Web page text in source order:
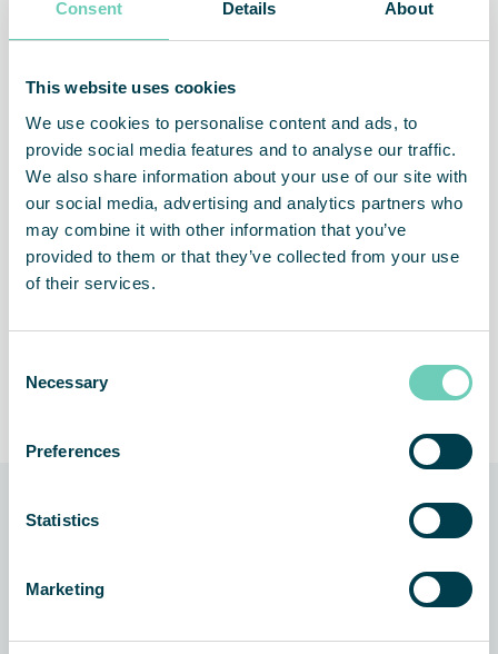
Consent Details About
This website uses cookies
We use cookies to personalise content and ads, to
provide social media features and to analyse our traffic.
We also share information about your use of our site with
our social media, advertising and analytics partners who
may combine it with other information that you’ve
provided to them or that they’ve collected from your use
of their services.
Selection
Necessary
Preferences
Statistics
Marketing
Innovative Mehrstufenfiltration für dauerhaft effektiven
Luftfluss
Die Luftreinigungstechnologie von QleanAir ist darauf
ausgelegt, einen konstanten Strom sauberer Raumluft
über die gesamte Betriebsdauer sicherzustellen. Durch
effektive Mehrstufenfiltration und kontrollierte
Umwälzung gereinigter Luft entstehen stabile und sichere
Nebenprodukte. In Kombination mit unserem
und leistungsstarke Luftreinigung mit maximalem Ertrag
Verwandte Nachrichten und